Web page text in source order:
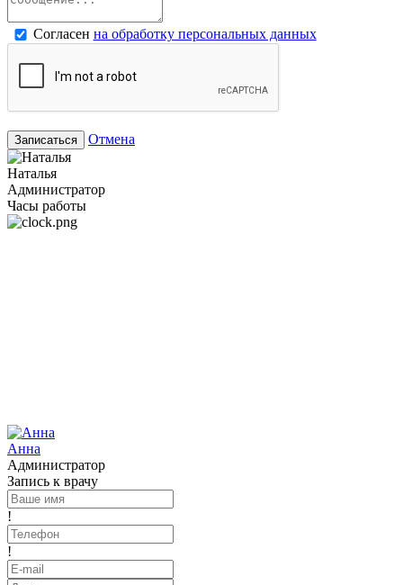
Согласен на обработку персональных данных
Записаться Отмена
Наталья
Администратор
Часы работы
Анна
Администратор
Запись к врачу
!
!